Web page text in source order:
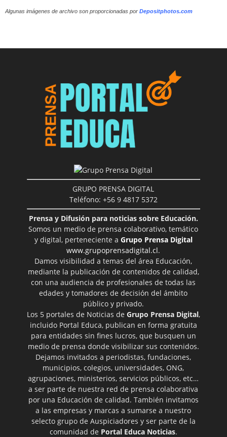
Algunas imágenes de archivo son proporcionadas por Depositphotos.com
GRUPO PRENSA DIGITAL
Teléfono: +56 9 4817 5372
Prensa y Difusión para noticias sobre Educación.
Somos un medio de prensa colaborativo, temático
y digital, perteneciente a Grupo Prensa Digital
www.grupoprensadigital.cl.
Damos visibilidad a temas del área Educación,
mediante la publicación de contenidos de calidad,
con una audiencia de profesionales de todas las
edades y tomadores de decisión del ámbito
público y privado.
Los 5 portales de Noticias de Grupo Prensa Digital,
incluido Portal Educa, publican en forma gratuita
para entidades sin fines lucros, que busquen un
medio de prensa donde visibilizar sus contenidos.
Dejamos invitados a periodistas, fundaciones,
municipios, colegios, universidades, ONG,
agrupaciones, ministerios, servicios públicos, etc…
a ser parte de nuestra red de prensa colaborativa
por una Educación de calidad. También invitamos
a las empresas y marcas a sumarse a nuestro
selecto grupo de Auspiciadores y ser parte de la
comunidad de Portal Educa Noticias.